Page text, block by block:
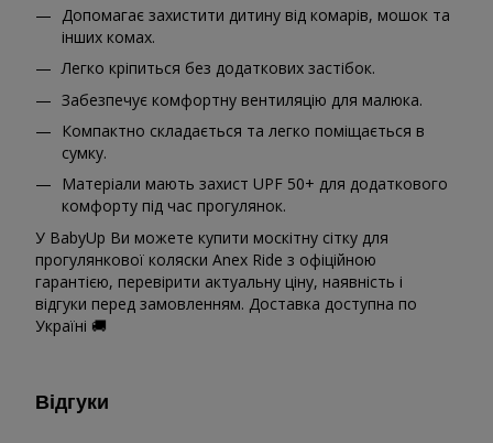
Допомагає захистити дитину від комарів, мошок та
інших комах.
Легко кріпиться без додаткових застібок.
Забезпечує комфортну вентиляцію для малюка.
Компактно складається та легко поміщається в
сумку.
Матеріали мають захист UPF 50+ для додаткового
комфорту під час прогулянок.
У BabyUp Ви можете купити москітну сітку для
прогулянкової коляски Anex Ride з офіційною
гарантією, перевірити актуальну ціну, наявність і
відгуки перед замовленням. Доставка доступна по
Україні 🚚
Відгуки